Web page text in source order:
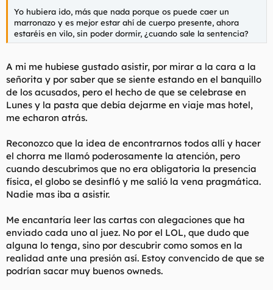
a
Yo hubiera ido, más que nada porque os puede caer un
marronazo y es mejor estar ahí de cuerpo presente, ahora
estaréis en vilo, sin poder dormir, ¿cuando sale la sentencia?
A mi me hubiese gustado asistir, por mirar a la cara a la
señorita y por saber que se siente estando en el banquillo
de los acusados, pero el hecho de que se celebrase en
Lunes y la pasta que debía dejarme en viaje mas hotel,
me echaron atrás.
Reconozco que la idea de encontrarnos todos allí y hacer
el chorra me llamó poderosamente la atención, pero
cuando descubrimos que no era obligatoria la presencia
física, el globo se desinfló y me salió la vena pragmática.
Nadie mas iba a asistir.
Me encantaría leer las cartas con alegaciones que ha
enviado cada uno al juez. No por el LOL, que dudo que
alguna lo tenga, sino por descubrir como somos en la
realidad ante una presión así. Estoy convencido de que se
podrían sacar muy buenos owneds.